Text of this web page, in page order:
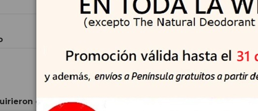
este producto también compraron: